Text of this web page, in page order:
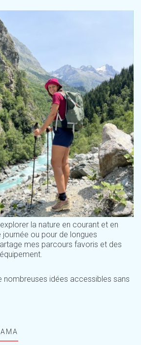
la nature en courant et en
journée ou pour de longues
mes parcours favoris et des
nombreuses idées accessibles sans